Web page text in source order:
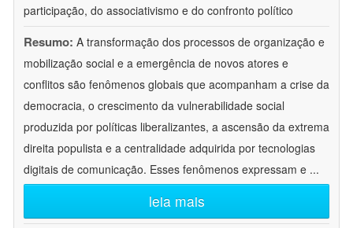
participação, do associativismo e do confronto político
Resumo: A transformação dos processos de organização e
mobilização social e a emergência de novos atores e
conflitos são fenômenos globais que acompanham a crise da
democracia, o crescimento da vulnerabilidade social
produzida por políticas liberalizantes, a ascensão da extrema
direita populista e a centralidade adquirida por tecnologias
digitais de comunicação. Esses fenômenos expressam e ...
leia mais